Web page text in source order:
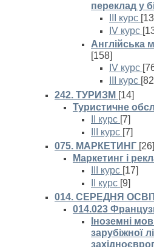
переклад у
III курс
IV курс
Англійська
[158]
IV курс
III курс
242. ТУРИЗМ [14]
Туристичне
II курс [7]
III курс [7]
075. МАРКЕТИНГ [26]
Маркетинг і
III курс [17]
II курс [9]
014. СЕРЕДНЯ
014.023
Іноземні
зарубіжної